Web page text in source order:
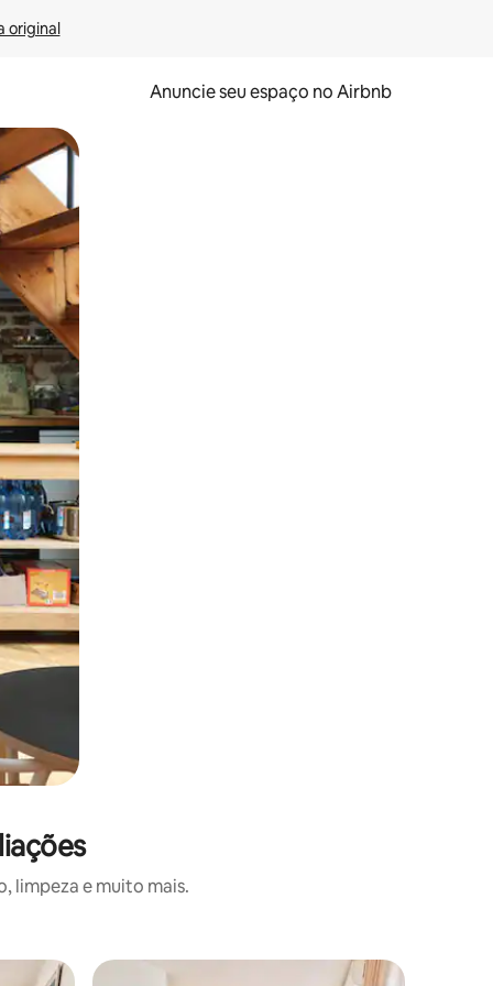
original
Anuncie seu espaço no Airbnb
o dedo na tela.
limpeza e muito mais.